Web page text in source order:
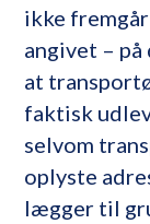
ikke
angivet – på
at
faktisk
selvom
oplyste
lægger til